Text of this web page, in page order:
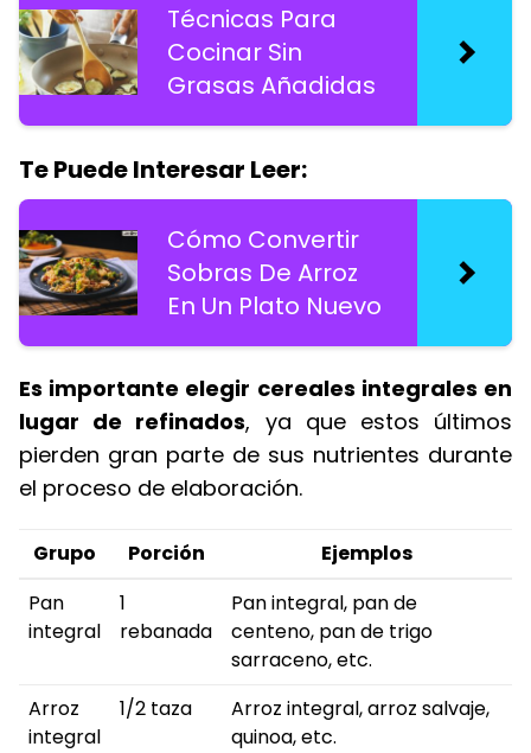
Técnicas Para
Cocinar Sin
Grasas Añadidas
Te Puede Interesar Leer:
Cómo Convertir
Sobras De Arroz
En Un Plato Nuevo
Es importante elegir cereales integrales en
lugar de refinados, ya que estos últimos
pierden gran parte de sus nutrientes durante
el proceso de elaboración.
Grupo Porción
Ejemplos
Pan
integral
1
rebanada
Pan integral, pan de
centeno, pan de trigo
sarraceno, etc.
Arroz
integral
1/2 taza
Arroz integral, arroz salvaje,
quinoa, etc.